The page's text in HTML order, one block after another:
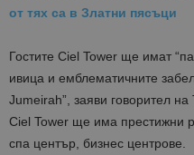
от тях са в Златни пясъци
Гостите Ciel Tower ще имат
ивица и емблематичните
Jumeirah”, заяви говорител
Ciel Tower ще има престижни
спа център, бизнес центрове.